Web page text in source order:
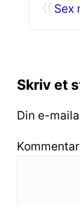
Sex
Skriv et
Din e-
Kommentar